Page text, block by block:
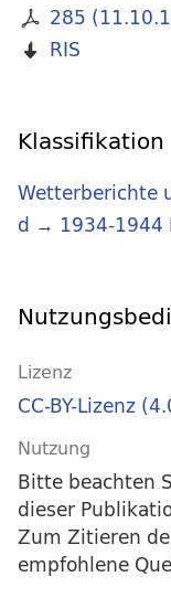
285
RIS
Klassifikation
Wetterberichte
d → 1934-1944
Lizenz
CC-BY-Lizenz
Nutzung
Bitte beachten
dieser
Zum Zitieren
empfohlene